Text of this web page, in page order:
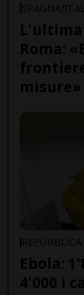
SPAGNA/
Roma:
misure»
Ebola:
4'000 i